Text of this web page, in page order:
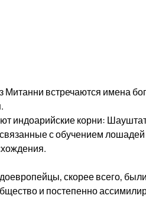
Митанни встречаются имена
индоарийские корни:
с обучением
скорее всего,
и постепенно